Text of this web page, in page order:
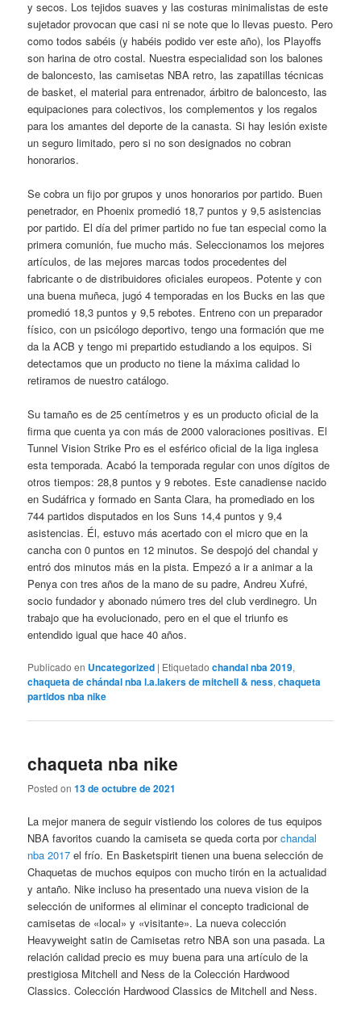
y secos. Los tejidos suaves y las costuras minimalistas de este
sujetador provocan que casi ni se note que lo llevas puesto. Pero
como todos sabéis (y habéis podido ver este año), los Playoffs
son harina de otro costal. Nuestra especialidad son los balones
de baloncesto, las camisetas NBA retro, las zapatillas técnicas
de basket, el material para entrenador, árbitro de baloncesto, las
equipaciones para colectivos, los complementos y los regalos
para los amantes del deporte de la canasta. Si hay lesión existe
un seguro limitado, pero si no son designados no cobran
honorarios.
Se cobra un fijo por grupos y unos honorarios por partido. Buen
penetrador, en Phoenix promedió 18,7 puntos y 9,5 asistencias
por partido. El día del primer partido no fue tan especial como la
primera comunión, fue mucho más. Seleccionamos los mejores
artículos, de las mejores marcas todos procedentes del
fabricante o de distribuidores oficiales europeos. Potente y con
una buena muñeca, jugó 4 temporadas en los Bucks en las que
promedió 18,3 puntos y 9,5 rebotes. Entreno con un preparador
físico, con un psicólogo deportivo, tengo una formación que me
da la ACB y tengo mi prepartido estudiando a los equipos. Si
detectamos que un producto no tiene la máxima calidad lo
retiramos de nuestro catálogo.
Su tamaño es de 25 centímetros y es un producto oficial de la
firma que cuenta ya con más de 2000 valoraciones positivas. El
Tunnel Vision Strike Pro es el esférico oficial de la liga inglesa
esta temporada. Acabó la temporada regular con unos dígitos de
otros tiempos: 28,8 puntos y 9 rebotes. Este canadiense nacido
en Sudáfrica y formado en Santa Clara, ha promediado en los
744 partidos disputados en los Suns 14,4 puntos y 9,4
asistencias. Él, estuvo más acertado con el micro que en la
cancha con 0 puntos en 12 minutos. Se despojó del chandal y
entró dos minutos más en la pista. Empezó a ir a animar a la
Penya con tres años de la mano de su padre, Andreu Xufré,
socio fundador y abonado número tres del club verdinegro. Un
trabajo que ha evolucionado, pero en el que el triunfo es
entendido igual que hace 40 años.
Publicado en Uncategorized | Etiquetado chandal nba 2019,
chaqueta de chándal nba l.a.lakers de mitchell & ness,chaqueta
partidos nba nike
chaqueta nba nike
Posted on13 de octubre de 2021
La mejor manera de seguir vistiendo los colores de tus equipos
NBA favoritos cuando la camiseta se queda corta porchandal
nba 2017 el frío. En Basketspirit tienen una buena selección de
Chaquetas de muchos equipos con mucho tirón en la actualidad
y antaño. Nike incluso ha presentado una nueva vision de la
selección de uniformes al eliminar el concepto tradicional de
camisetas de «local» y «visitante». La nueva colección
Heavyweight satin de Camisetas retro NBA son una pasada. La
relación calidad precio es muy buena para una artículo de la
prestigiosa Mitchell and Ness de la Colección Hardwood
Classics. Colección Hardwood Classics de Mitchell and Ness.